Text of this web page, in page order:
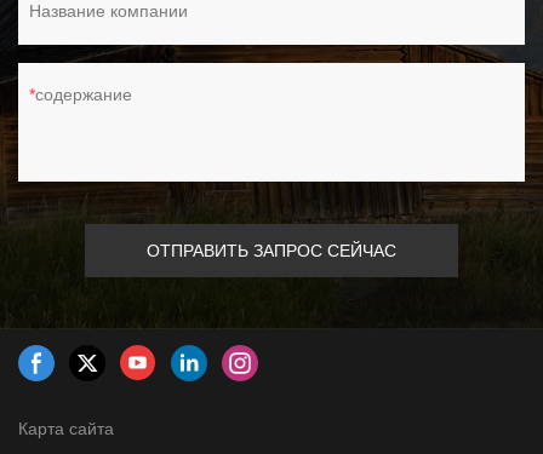
Название компании
содержание
ОТПРАВИТЬ ЗАПРОС СЕЙЧАС
Карта сайта